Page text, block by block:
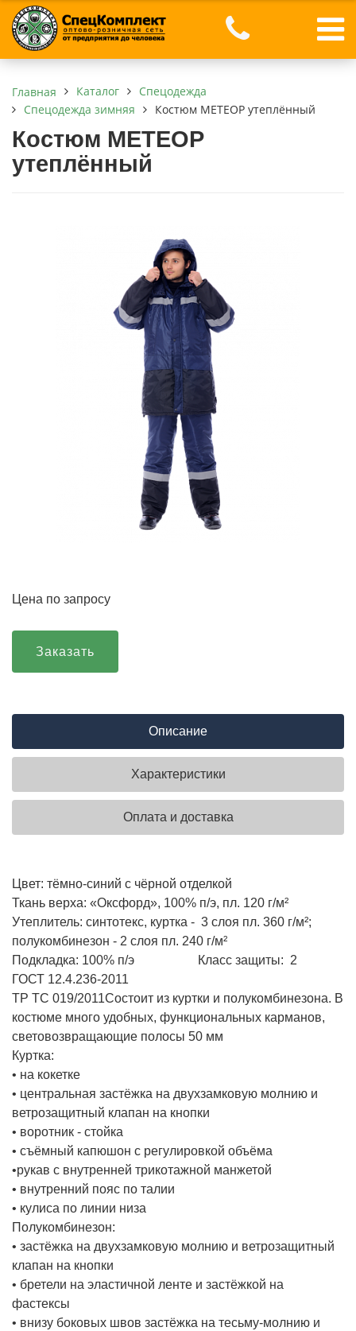
Главная Каталог
Спецодежда
Спецодежда зимняя
Костюм МЕТЕОР утеплённый
Костюм МЕТЕОР
утеплённый
Цена по запросу
Заказать
Описание
Характеристики
Оплата и доставка
Цвет: тёмно-синий с чёрной отделкой
Ткань верха: «Оксфорд», 100% п/э, пл. 120 г/м²
Утеплитель: синтотекс, куртка - 3 слоя пл. 360 г/м²;
полукомбинезон - 2 слоя пл. 240 г/м²
Подкладка: 100% п/э
Класс защиты: 2
ГОСТ 12.4.236-2011
ТР ТС 019/2011Состоит из куртки и полукомбинезона. В
костюме много удобных, функциональных карманов,
световозвращающие полосы 50 мм
Куртка:
• на кокетке
• центральная застёжка на двухзамковую молнию и
ветрозащитный клапан на кнопки
• воротник - стойка
• съёмный капюшон с регулировкой объёма
•рукав с внутренней трикотажной манжетой
• внутренний пояс по талии
• кулиса по линии низа
Полукомбинезон:
• застёжка на двухзамковую молнию и ветрозащитный
клапан на кнопки
• бретели на эластичной ленте и застёжкой на
фастексы
• внизу боковых швов застёжка на тесьму-молнию и